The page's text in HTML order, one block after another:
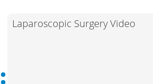
Laparoscopic Surgery Video